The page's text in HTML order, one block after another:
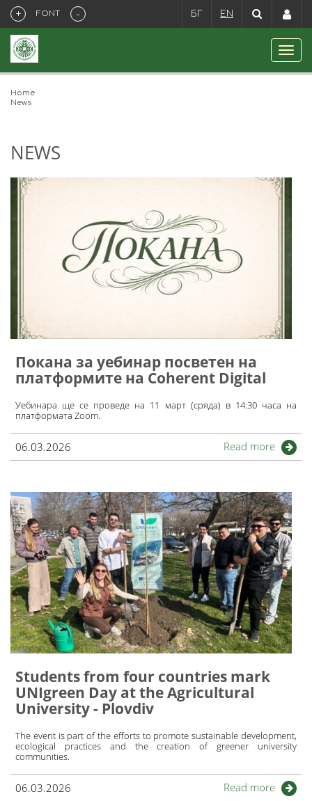
+ FONT - БГ EN
Home
News
NEWS
Покана за уебинар посветен на
платформите на Coherent Digital
Уебинара ще се проведе на 11 март (сряда) в 14:30 часа на
платформата Zoom.
06.03.2026 Read more
Students from four countries mark
UNIgreen Day at the Agricultural
University - Plovdiv
The event is part of the efforts to promote sustainable development,
ecological practices and the creation of greener university
communities.
06.03.2026 Read more